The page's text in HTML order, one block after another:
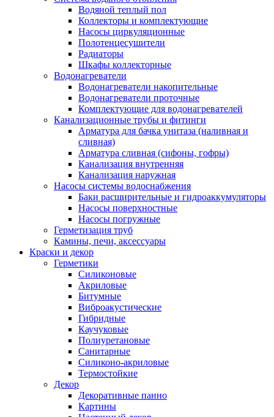
Водяной теплый пол
Коллекторы и комплектующие
Насосы циркуляционные
Полотенцесушители
Радиаторы
Шкафы коллекторные
Водонагреватели
Водонагреватели накопительные
Водонагреватели проточные
Комплектующие для водонагревателей
Канализационные трубы и фитинги
Арматура для бачка унитаза (наливная и
сливная)
Арматура сливная (сифоны, гофры)
Канализация внутренняя
Канализация наружная
Насосы системы водоснабжения
Баки расширительные и гидроаккумуляторы
Насосы поверхностные
Насосы погружные
Герметизация труб
Камины, печи, аксессуары
Краски и декор
Герметики
Силиконовые
Акриловые
Битумные
Виброакустические
Гибридные
Каучуковые
Полиуретановые
Санитарные
Силиконо-акриловые
Термостойкие
Декор
Декоративные панно
Картины